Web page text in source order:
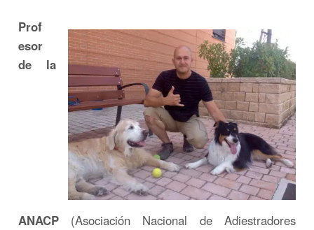
Prof
esor
de la
ANACP (Asociación Nacional de Adiestradores